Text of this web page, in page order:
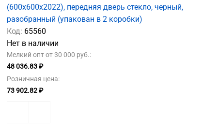
(600х600х2022), передняя дверь стекло, черный,
разобранный (упакован в 2 коробки)
Код: 65560
Нет в наличии
Мелкий опт от 30 000 руб.:
48 036.83 ₽
Розничная цена:
73 902.82 ₽